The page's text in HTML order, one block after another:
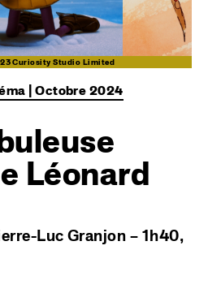
Curiosity Studio Limited
| Octobre 2024
Léonard
Luc Granjon – 1h40,